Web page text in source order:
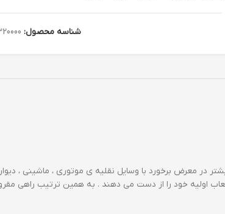
شناسه محصول:
در معرض برخورد با وسایل نقلیه ی موتوری ، ماشینی ،
اولیه خود را از دست می دهند . به همین ترتیب راهی